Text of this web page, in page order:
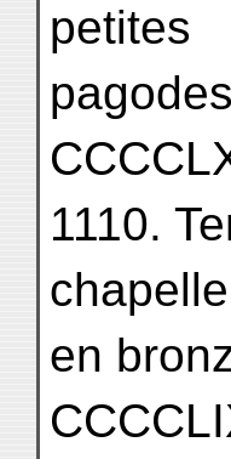
petites
1110.
chapelle
en